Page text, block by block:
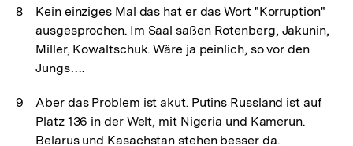
Kein einziges Mal das hat er das Wort "Korruption"
ausgesprochen. Im Saal saßen Rotenberg, Jakunin,
Miller, Kowaltschuk. Wäre ja peinlich, so vor den
Jungs….
Aber das Problem ist akut. Putins Russland ist auf
Platz 136 in der Welt, mit Nigeria und Kamerun.
Belarus und Kasachstan stehen besser da.